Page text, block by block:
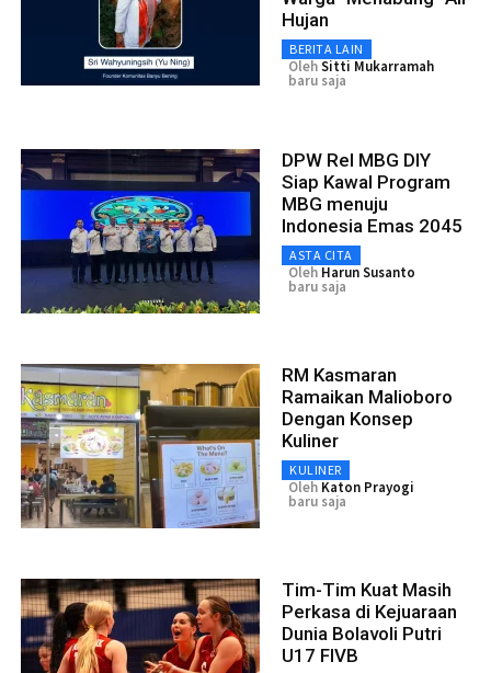
Hujan
BERITA LAIN
OlehSitti Mukarramah
baru saja
DPW Rel MBG DIY
Siap Kawal Program
MBG menuju
Indonesia Emas 2045
ASTA CITA
Oleh Harun Susanto
baru saja
RM Kasmaran
Ramaikan Malioboro
Dengan Konsep
Kuliner
KULINER
Oleh Katon Prayogi
baru saja
Tim-Tim Kuat Masih
Perkasa di Kejuaraan
Dunia Bolavoli Putri
U17 FIVB